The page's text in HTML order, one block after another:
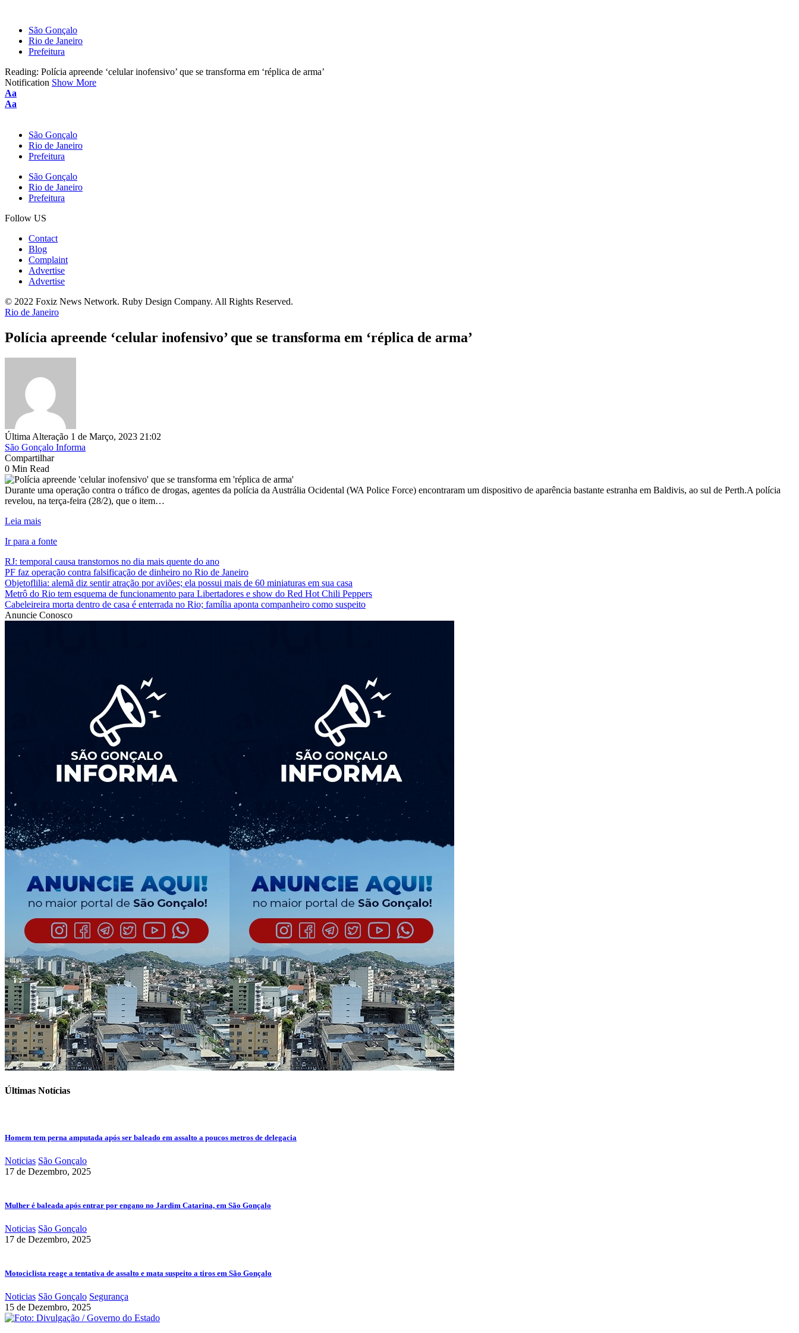
São Gonçalo
Rio de Janeiro
Prefeitura
Reading: Polícia apreende ‘celular inofensivo’ que se transforma em ‘réplica de arma’
Notification Show More
Font
Resizer
Aa
Font
Aa
São Gonçalo
Rio de Janeiro
Prefeitura
São Gonçalo
Rio de Janeiro
Prefeitura
Follow US
Contact
Blog
Complaint
Advertise
Advertise
© 2022 Foxiz News Network. Ruby Design Company. All Rights Reserved.
Rio de Janeiro
Polícia apreende ‘celular inofensivo’ que se transforma em ‘réplica de arma’
Última Alteração 1 de Março, 2023 21:02
São Gonçalo Informa
Compartilhar
0 Min Read
Durante uma operação contra o tráfico de drogas, agentes da polícia da Austrália Ocidental (WA Police Force) encontraram um dispositivo de aparência bastante estranha em Baldivis, ao sul de Perth.A polícia
revelou, na terça-feira (28/2), que o item…
Leia mais
Ir para a fonte
RJ: temporal causa transtornos no dia mais quente do ano
PF faz operação contra falsificação de dinheiro no Rio de Janeiro
Objetoflilia: alemã diz sentir atração por aviões; ela possui mais de 60 miniaturas em sua casa
Metrô do Rio tem esquema de funcionamento para Libertadores e show do Red Hot Chili Peppers
Cabeleireira morta dentro de casa é enterrada no Rio; família aponta companheiro como suspeito
Anuncie Conosco
Últimas Notícias
Homem tem perna amputada após ser baleado em assalto a poucos metros de delegacia
Noticias São Gonçalo
17 de Dezembro, 2025
Mulher é baleada após entrar por engano no Jardim Catarina, em São Gonçalo
Noticias São Gonçalo
17 de Dezembro, 2025
Motociclista reage a tentativa de assalto e mata suspeito a tiros em São Gonçalo
Noticias São Gonçalo Segurança
15 de Dezembro, 2025